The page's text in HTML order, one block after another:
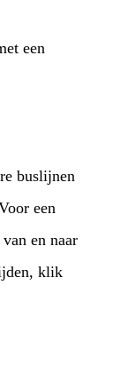
een
buslijnen
een
en naar
klik